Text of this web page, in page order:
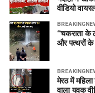
वीडियो
“चकराता के
और पत्थरों के
मेरठ में
वाला युवक